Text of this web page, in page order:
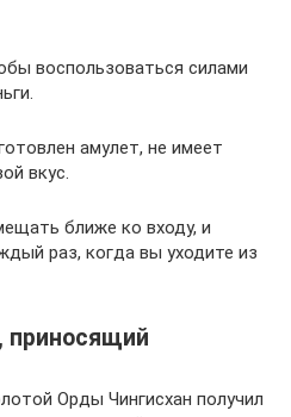
воспользоваться силами
амулет, не имеет
вкус.
ближе ко входу, и
раз, когда вы уходите из
приносящий
Орды Чингисхан получил